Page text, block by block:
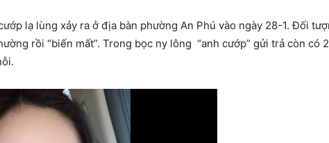
lạ lùng xảy ra ở địa bàn phường An Phú vào ngày 28-1. Đối
rồi “biến mất”. Trong bọc ny lông “anh cướp” gửi trả còn có